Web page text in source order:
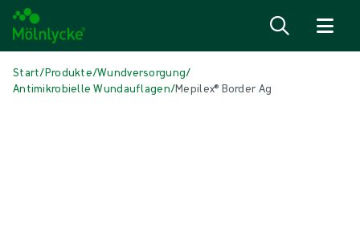
Start/Produkte/Wundversorgung/
Antimikrobielle Wundauflagen/Mepilex® Border Ag